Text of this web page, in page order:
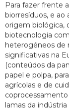
Para fazer frente
biorresíduos, e
origem biológica,
biotecnologia
heterogéneos de
significativas na
(conteúdos da
papel e polpa,
agrícolas e de
lamas da